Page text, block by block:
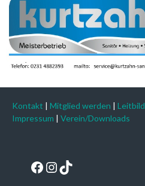
Kontakt Mitglied werden
Leitbild
Impressum
Verein/Downloads
Facebook
Instagram
TikTok